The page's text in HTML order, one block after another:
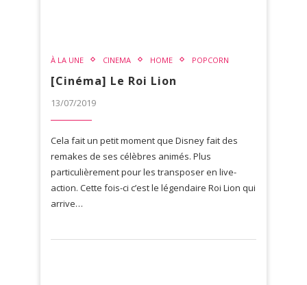
À LA UNE CINEMA HOME POPCORN
[Cinéma] Le Roi Lion
13/07/2019
Cela fait un petit moment que Disney fait des
remakes de ses célèbres animés. Plus
particulièrement pour les transposer en live-
action. Cette fois-ci c’est le légendaire Roi Lion qui
arrive…